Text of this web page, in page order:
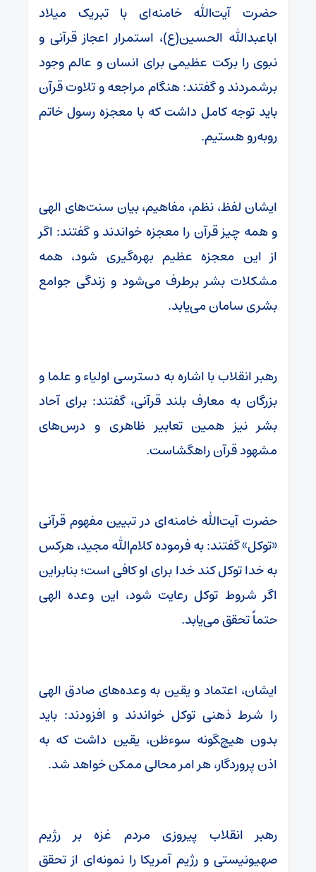
حضرت آیت‌الله خامنه‌ای با تبریک میلاد
اباعبدالله الحسین(ع)، استمرار اعجاز قرآنی و
نبوی را برکت عظیمی برای انسان و عالم وجود
برشمردند و گفتند: هنگام مراجعه و تلاوت قرآن
باید توجه کامل داشت که با معجزه رسول خاتم
روبه‌رو هستیم.
ایشان لفظ، نظم، مفاهیم، بیان سنت‌های الهی
و همه چیز قرآن را معجزه خواندند و گفتند: اگر
از این معجزه عظیم بهره‌گیری شود، همه
مشکلات بشر برطرف می‌شود و زندگی جوامع
بشری سامان می‌یابد.
رهبر انقلاب با اشاره به دسترسی اولیاء و علما و
بزرگان به معارف بلند قرآنی، گفتند: برای آحاد
بشر نیز همین تعابیر ظاهری و درس‌های
مشهود قرآن راهگشاست.
حضرت آیت‌الله خامنه‌ای در تبیین مفهوم قرآنی
«توکل» گفتند: به فرموده کلام‌الله مجید، هرکس
به خدا توکل کند خدا برای او کافی است؛ بنابراین
اگر شروط توکل رعایت شود، این وعده الهی
حتماً تحقق می‌یابد.
ایشان، اعتماد و یقین به وعده‌های صادق الهی
را شرط ذهنی توکل خواندند و افزودند: باید
بدون هیچ‌‍گونه سوءظن، یقین داشت که به
اذن پروردگار، هر امر محالی ممکن خواهد شد.
رهبر انقلاب پیروزی مردم غزه بر رژیم
صهیونیستی و رژیم آمریکا را نمونه‌ای از تحقق